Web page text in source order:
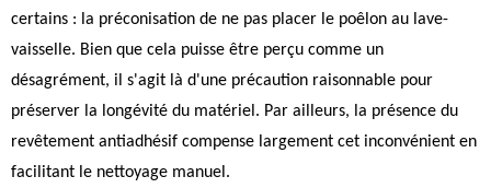
certains : la préconisation de ne pas placer le poêlon au lave-
vaisselle. Bien que cela puisse être perçu comme un
désagrément, il s'agit là d'une précaution raisonnable pour
préserver la longévité du matériel. Par ailleurs, la présence du
revêtement antiadhésif compense largement cet inconvénient en
facilitant le nettoyage manuel.